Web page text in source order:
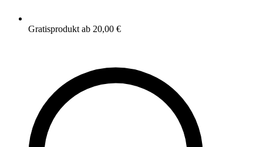
Gratisprodukt ab 20,00 €